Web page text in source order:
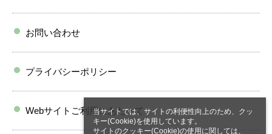
当サイトでは、サイトの利便性向上のため、クッ
キー(Cookie)を使用しています。
サイトのクッキー(Cookie)の使用に関しては、
お問い合わせ
プライバシーポリシー
Webサイトご利用にあたって